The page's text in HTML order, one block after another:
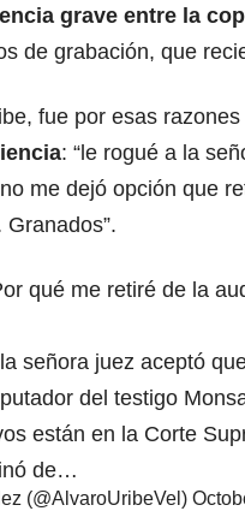
grave entre la
de grabación, que
fue por esas
: “le rogué a la
me dejó opción que
Granados”.
qué me retiré de la
señora juez aceptó
del testigo
están en la Corte
de…
(@AlvaroUribeVel)